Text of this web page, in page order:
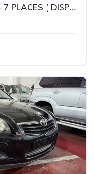
TOYOTA AVENSIS VERSO - 7 PLACES ( DISPONIBLA A DOULA - CAMEROUN )